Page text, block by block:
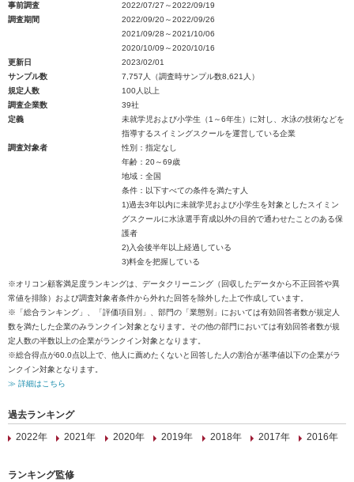
事前調査
2022/07/27～2022/09/19
調査期間
2022/09/20～2022/09/26
2021/09/28～2021/10/06
2020/10/09～2020/10/16
更新日
2023/02/01
サンプル数
7,757人（調査時サンプル数8,621人）
規定人数
100人以上
調査企業数
39社
定義
未就学児および小学生（1～6年生）に対し、水泳の技術などを
指導するスイミングスクールを運営している企業
調査対象者
性別：指定なし
年齢：20～69歳
地域：全国
条件：以下すべての条件を満たす人
1)過去3年以内に未就学児および小学生を対象としたスイミン
グスクールに水泳選手育成以外の目的で通わせたことのある保
護者
2)入会後半年以上経過している
3)料金を把握している
※オリコン顧客満足度ランキングは、データクリーニング（回収したデータから不正回答や異
常値を排除）および調査対象者条件から外れた回答を除外した上で作成しています。
※「総合ランキング」、「評価項目別」、部門の「業態別」においては有効回答者数が規定人
数を満たした企業のみランクイン対象となります。その他の部門においては有効回答者数が規
定人数の半数以上の企業がランクイン対象となります。
※総合得点が60.0点以上で、他人に薦めたくないと回答した人の割合が基準値以下の企業がラ
ンクイン対象となります。
≫ 詳細はこちら
過去ランキング
2022年
2021年 2020年 2019年 2018年 2017年 2016年
ランキング監修